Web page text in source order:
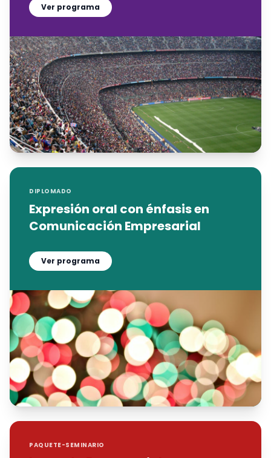
Ver programa
DIPLOMADO
Expresión oral con énfasis en
Comunicación Empresarial
Ver programa
PAQUETE-SEMINARIO